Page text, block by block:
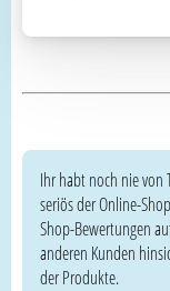
Ihr habt noch nie von
seriös der Online-
Shop-Bewertungen
anderen Kunden
der Produkte.